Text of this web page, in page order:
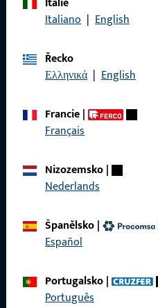
Italiano | English
Řecko
Ελληνικά | English
Francie|
Français
Nizozemsko|
Nederlands
Španělsko|
Español
Portugalsko|
Português
Právní